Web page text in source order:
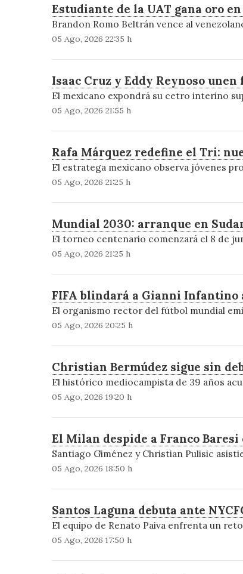
Estudiante de la UAT gana oro
Brandon Romo Beltrán vence al
05 Ago, 2026 22:35 h
Isaac Cruz y Eddy Reynoso
El mexicano expondrá su cetro interino
05 Ago, 2026 21:55 h
Rafa Márquez redefine el Tri:
El estratega mexicano observa jóvenes
05 Ago, 2026 21:25 h
Mundial 2030: arranque en
El torneo centenario comenzará el 8 de
05 Ago, 2026 21:25 h
FIFA blindará a Gianni Infantino
El organismo rector del fútbol mundial
05 Ago, 2026 20:25 h
Christian Bermúdez sigue sin
El histórico mediocampista de 39 años
05 Ago, 2026 19:20 h
El Milan despide a Franco
Santiago Giménez y Christian Pulisic
05 Ago, 2026 18:50 h
Santos Laguna debuta ante
El equipo de Renato Paiva enfrenta un
05 Ago, 2026 17:50 h